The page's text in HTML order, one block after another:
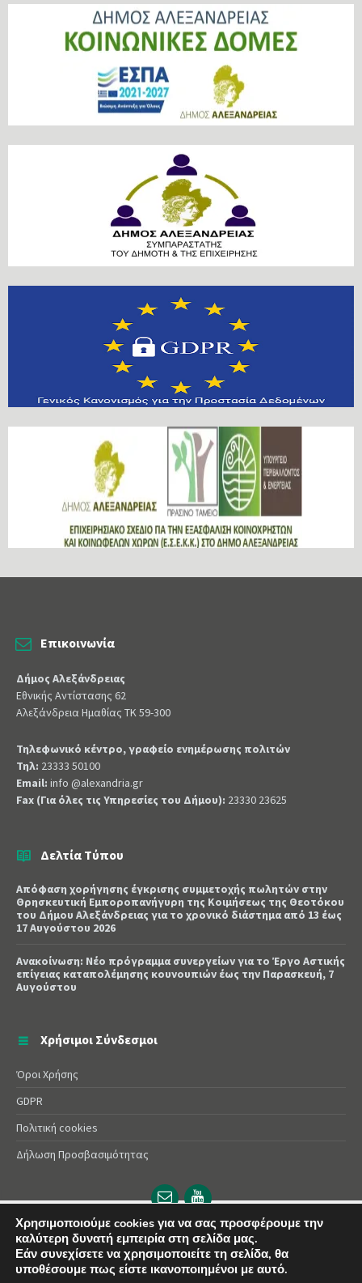
Επικοινωνία
Δήμος Αλεξάνδρειας
Εθνικής Αντίστασης 62
Αλεξάνδρεια Ημαθίας ΤΚ 59-300
Τηλεφωνικό κέντρο, γραφείο ενημέρωσης πολιτών
Τηλ: 23333 50100
Email: info @alexandria.gr
Fax (Για όλες τις Υπηρεσίες του Δήμου): 23330 23625
Δελτία Τύπου
Απόφαση χορήγησης έγκρισης συμμετοχής πωλητών στην
Θρησκευτική Εμποροπανήγυρη της Κοιμήσεως της Θεοτόκου
του Δήμου Αλεξάνδρειας για το χρονικό διάστημα από 13 έως
17 Αυγούστου 2026
Ανακοίνωση: Νέο πρόγραμμα συνεργείων για το Έργο Αστικής
επίγειας καταπολέμησης κουνουπιών έως την Παρασκευή, 7
Αυγούστου
Χρήσιμοι Σύνδεσμοι
Όροι Χρήσης
GDPR
Πολιτική cookies
Δήλωση Προσβασιμότητας
Email
url
YouTube
url
© 2025 Δήμος Αλεξάνδρειας | Powered byApogee
Χρησιμοποιούμε cookies για να σας προσφέρουμε την
καλύτερη δυνατή εμπειρία στη σελίδα μας.
Εάν συνεχίσετε να χρησιμοποιείτε τη σελίδα, θα
υποθέσουμε πως είστε ικανοποιημένοι με αυτό.